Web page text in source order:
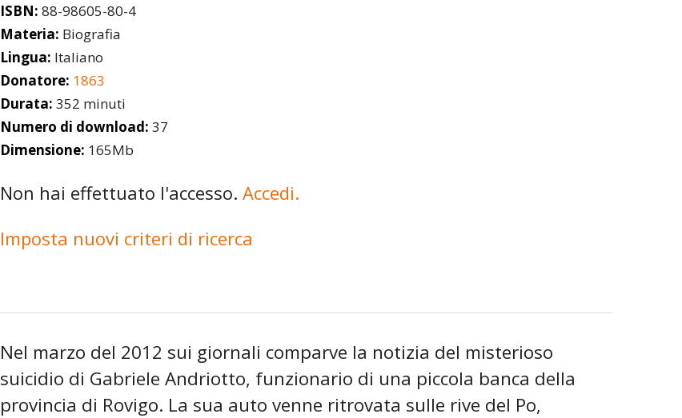
ISBN: 88-98605-80-4
Materia: Biografia
Lingua: Italiano
Donatore: 1863
Durata: 352 minuti
Numero di download: 37
Dimensione: 165Mb
Non hai effettuato l'accesso. Accedi.
Imposta nuovi criteri di ricerca
Nel marzo del 2012 sui giornali comparve la notizia del misterioso
suicidio di Gabriele Andriotto, funzionario di una piccola banca della
provincia di Rovigo. La sua auto venne ritrovata sulle rive del Po,